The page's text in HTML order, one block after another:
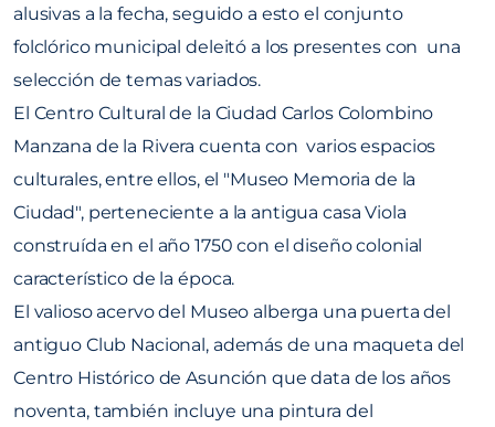
alusivas a la fecha, seguido a esto el conjunto
folclórico municipal deleitó a los presentes con una
selección de temas variados.
El Centro Cultural de la Ciudad Carlos Colombino
Manzana de la Rivera cuenta con varios espacios
culturales, entre ellos, el "Museo Memoria de la
Ciudad", perteneciente a la antigua casa Viola
construída en el año 1750 con el diseño colonial
característico de la época.
El valioso acervo del Museo alberga una puerta del
antiguo Club Nacional, además de una maqueta del
Centro Histórico de Asunción que data de los años
noventa, también incluye una pintura del